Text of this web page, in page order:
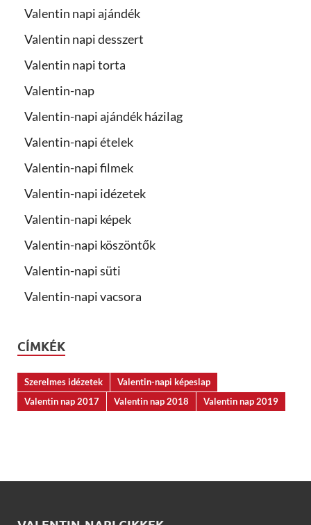
Valentin napi ajándék
Valentin napi desszert
Valentin napi torta
Valentin-nap
Valentin-napi ajándék házilag
Valentin-napi ételek
Valentin-napi filmek
Valentin-napi idézetek
Valentin-napi képek
Valentin-napi köszöntők
Valentin-napi süti
Valentin-napi vacsora
CÍMKÉK
Szerelmes idézetek
Valentin-napi képeslap
Valentin nap 2017
Valentin nap 2018 Valentin nap 2019